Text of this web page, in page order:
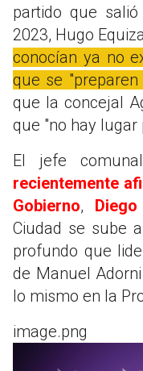
partido que
2023, Hugo
conocían ya no
que se
que la concejal
que "no hay lugar
El jefe
recientemente
Gobierno,
Ciudad se sube
profundo que
de Manuel
lo mismo en la
image.png